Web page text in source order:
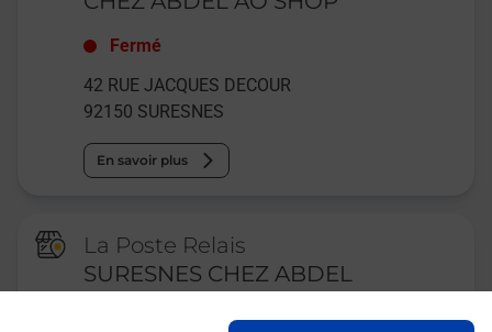
Fermé
42 RUE JACQUES DECOUR
92150 SURESNES
En savoir plus
La Poste Relais
SURESNES CHEZ ABDEL